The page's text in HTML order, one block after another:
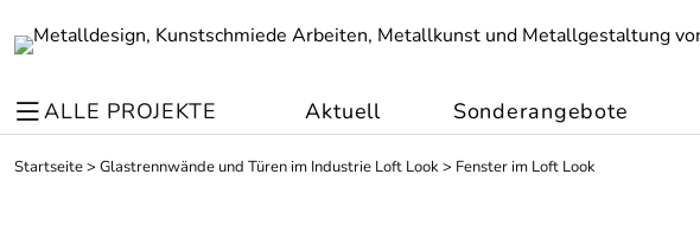
ALLE PROJEKTE Aktuell Sonderangebote
Startseite> Glastrennwände und Türen im Industrie Loft Look > Fenster im Loft Look